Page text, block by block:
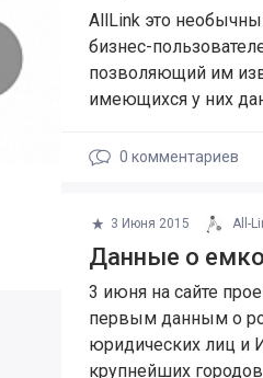
AllLink это
бизнес-
позволяющий им
имеющихся у них
0 комментариев
3 Июня 2015 All-
Данные о
3 июня на сайте
первым данным о
юридических лиц и
крупнейших